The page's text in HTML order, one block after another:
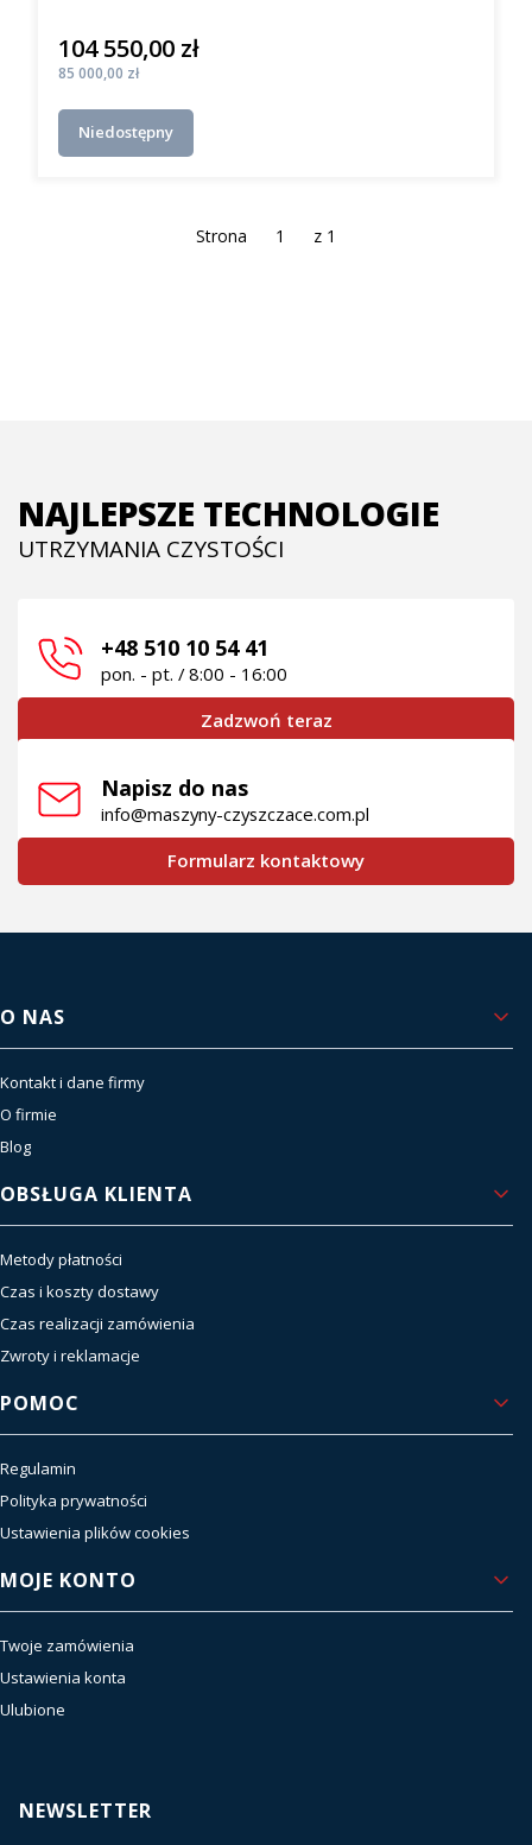
Cena
104 550,00 zł
Cena
85 000,00 zł
Niedostępny
Strona z 1
NAJLEPSZE TECHNOLOGIE
UTRZYMANIA CZYSTOŚCI
+48 510 10 54 41
pon. - pt. / 8:00 - 16:00
Zadzwoń teraz
Napisz do nas
info@maszyny-czyszczace.com.pl
Formularz kontaktowy
Linki w stopce
O NAS
Kontakt i dane firmy
O firmie
Blog
OBSŁUGA KLIENTA
Metody płatności
Czas i koszty dostawy
Czas realizacji zamówienia
Zwroty i reklamacje
POMOC
Regulamin
Polityka prywatności
Ustawienia plików cookies
MOJE KONTO
Twoje zamówienia
Ustawienia konta
Ulubione
NEWSLETTER